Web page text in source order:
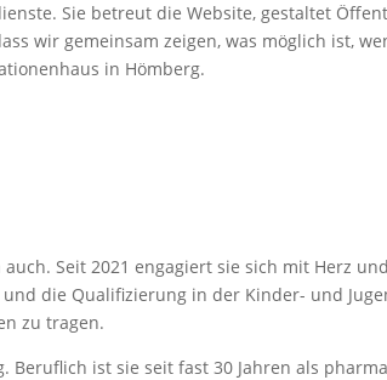
Sie betreut die Website, gestaltet
wir gemeinsam zeigen, was möglich ist,
in Hömberg.
Seit 2021 engagiert sie sich mit Herz
die Qualifizierung in der Kinder- und
zu tragen.
ist sie seit fast 30 Jahren als